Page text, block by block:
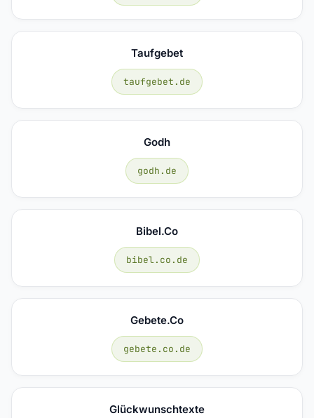
Taufgebet
taufgebet.de
Godh
godh.de
Bibel.co
bibel.co.de
Gebete.co
gebete.co.de
Glückwunschtexte